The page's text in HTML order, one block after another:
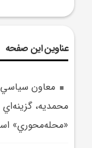
عناوین این صفحه
معاون سياسي
محمديه،
«محله‌محوري»